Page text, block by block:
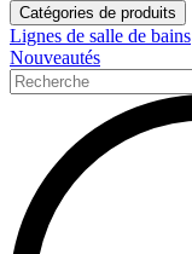
Catégories de produits
Lignes de salle de bains
Nouveautés